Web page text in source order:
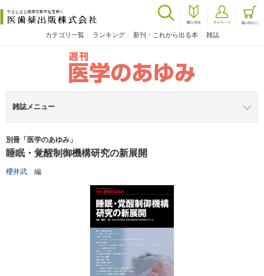
カテゴリ一覧 ランキング 新刊・これから出る本 雑誌
雑誌メニュー
別冊「医学のあゆみ」
睡眠・覚醒制御機構研究の新展開
櫻井武 編